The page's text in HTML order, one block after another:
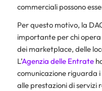
commerciali possono
Per questo motivo, la
importante per chi opera
dei marketplace, delle
L’Agenzia delle Entrate
comunicazione riguarda
alle prestazioni di